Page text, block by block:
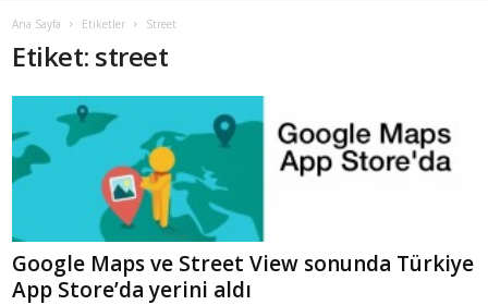
Ana Sayfa Etiketler Street
Etiket: street
Google Maps ve Street View sonunda Türkiye
App Store’da yerini aldı